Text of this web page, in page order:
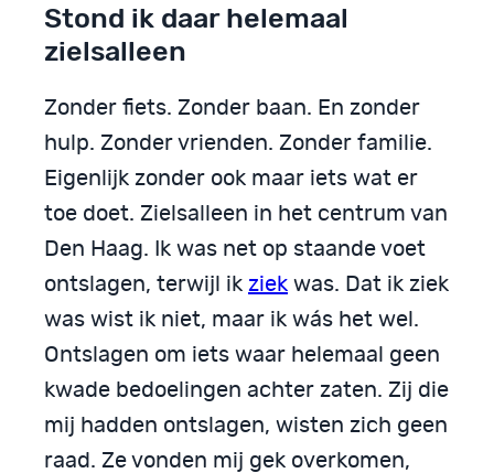
Stond ik daar helemaal
zielsalleen
Zonder fiets. Zonder baan. En zonder
hulp. Zonder vrienden. Zonder familie.
Eigenlijk zonder ook maar iets wat er
toe doet. Zielsalleen in het centrum van
Den Haag. Ik was net op staande voet
ontslagen, terwijl ik ziek was. Dat ik ziek
was wist ik niet, maar ik wás het wel.
Ontslagen om iets waar helemaal geen
kwade bedoelingen achter zaten. Zij die
mij hadden ontslagen, wisten zich geen
raad. Ze vonden mij gek overkomen,